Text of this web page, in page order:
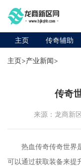
主页 传奇辅助
主页>产业新闻>
传奇
来源：龙商新
热血传奇传奇世界
可以通过获取装备来提